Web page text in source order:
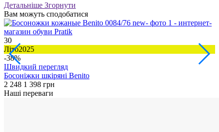
Детальніше Згорнути
Вам можуть сподобатися
30
Літо2025
-38%
Швидкий перегляд
Босоніжки шкіряні Benito
2 248 1 398 грн
Наші переваги